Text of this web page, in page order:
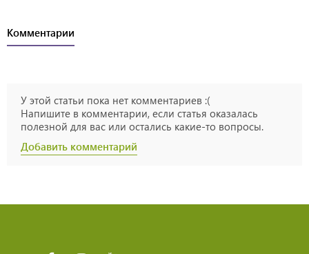
Комментарии
У этой статьи пока нет комментариев :(
Напишите в комментарии, если статья оказалась
полезной для вас или остались какие-то вопросы.
Добавить комментарий